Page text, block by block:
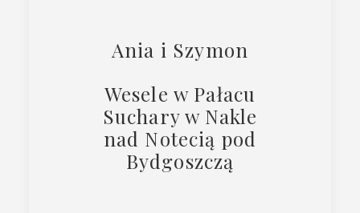
Ania i Szymon
Wesele w Pałacu
Suchary w Nakle
nad Notecią pod
Bydgoszczą